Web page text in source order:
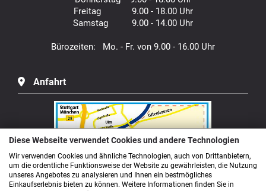
Freitag 9.00 - 18.00 Uhr
Samstag 9.00 - 14.00 Uhr
Bürozeiten: Mo. - Fr. von 9.00 - 16.00 Uhr
Anfahrt
Diese Webseite verwendet Cookies und andere Technologien
Wir verwenden Cookies und ähnliche Technologien, auch von Drittanbietern,
um die ordentliche Funktionsweise der Website zu gewährleisten, die Nutzung
unseres Angebotes zu analysieren und Ihnen ein bestmögliches
Einkaufserlebnis bieten zu können. Weitere Informationen finden Sie in